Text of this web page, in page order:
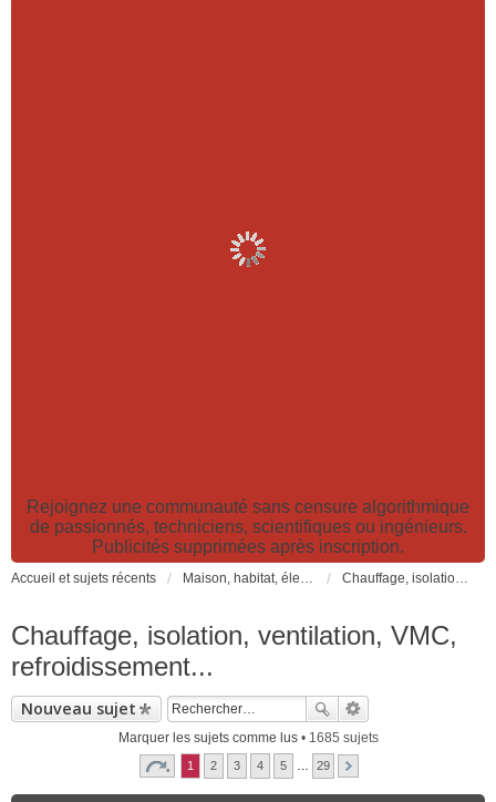
Rejoignez une communauté sans censure algorithmique
de passionnés, techniciens, scientifiques ou ingénieurs.
Publicités supprimées après inscription.
Accueil et sujets récents Maison, habitat, électricité et jardin. Travaux et bricolage. Chauffage, isolation, ventilation, VMC, refroidissement...
Chauffage, isolation, ventilation, VMC,
refroidissement...
Nouveau sujet
Marquer les sujets comme lus• 1685 sujets
1 2 3 4 5 29